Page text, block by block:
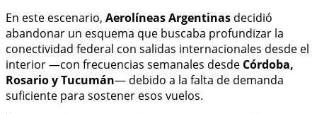
En este escenario, Aerolíneas Argentinas decidió
abandonar un esquema que buscaba profundizar la
conectividad federal con salidas internacionales desde el
interior —con frecuencias semanales desde Córdoba,
Rosario y Tucumán— debido a la falta de demanda
suficiente para sostener esos vuelos.